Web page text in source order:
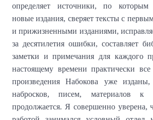
определяет источники, по которым
новые издания, сверяет тексты с
и прижизненными изданиями,
за десятилетия ошибки, составляет
заметки и примечания для каждого
настоящему времени практически все
произведения Набокова уже
набросков, писем, материалов к
продолжается. Я совершенно уверена,